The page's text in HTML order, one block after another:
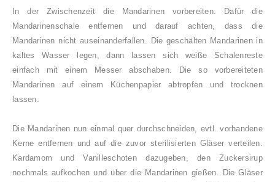
In der Zwischenzeit die Mandarinen vorbereiten. Dafür die
Mandarinenschale entfernen und darauf achten, dass die
Mandarinen nicht auseinanderfallen. Die geschälten Mandarinen in
kaltes Wasser legen, dann lassen sich weiße Schalenreste
einfach mit einem Messer abschaben. Die so vorbereiteten
Mandarinen auf einem Küchenpapier abtropfen und trocknen
lassen.
Die Mandarinen nun einmal quer durchschneiden, evtl. vorhandene
Kerne entfernen und auf die zuvor sterilisierten Gläser verteilen.
Kardamom und Vanilleschoten dazugeben, den Zuckersirup
nochmals aufkochen und über die Mandarinen gießen. Die Gläser